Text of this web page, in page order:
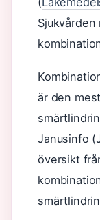
är den
Janusinfo
översikt